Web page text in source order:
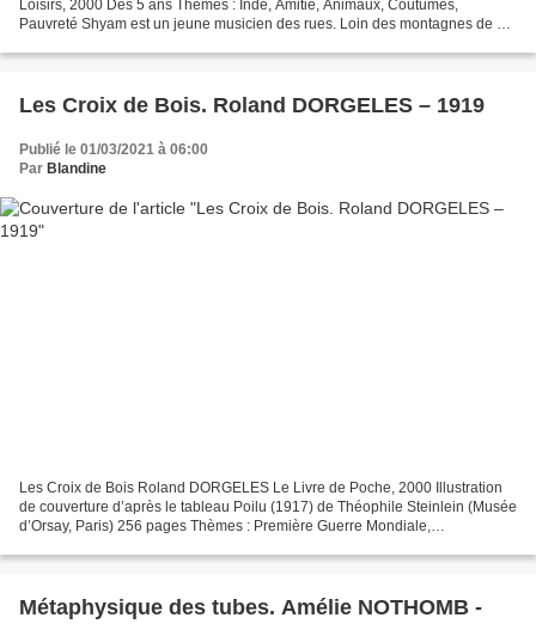
Loisirs, 2000 Dès 5 ans Thèmes : Inde, Amitié, Animaux, Coutumes,
Pauvreté Shyam est un jeune musicien des rues. Loin des montagnes de sa
Les Croix de Bois. Roland DORGELES – 1919
Publié le 01/03/2021 à 06:00
Par Blandine
Les Croix de Bois Roland DORGELES Le Livre de Poche, 2000 Illustration
de couverture d’après le tableau Poilu (1917) de Théophile Steinlein (Musée
d’Orsay, Paris) 256 pages Thèmes : Première Guerre Mondiale,
Métaphysique des tubes. Amélie NOTHOMB -